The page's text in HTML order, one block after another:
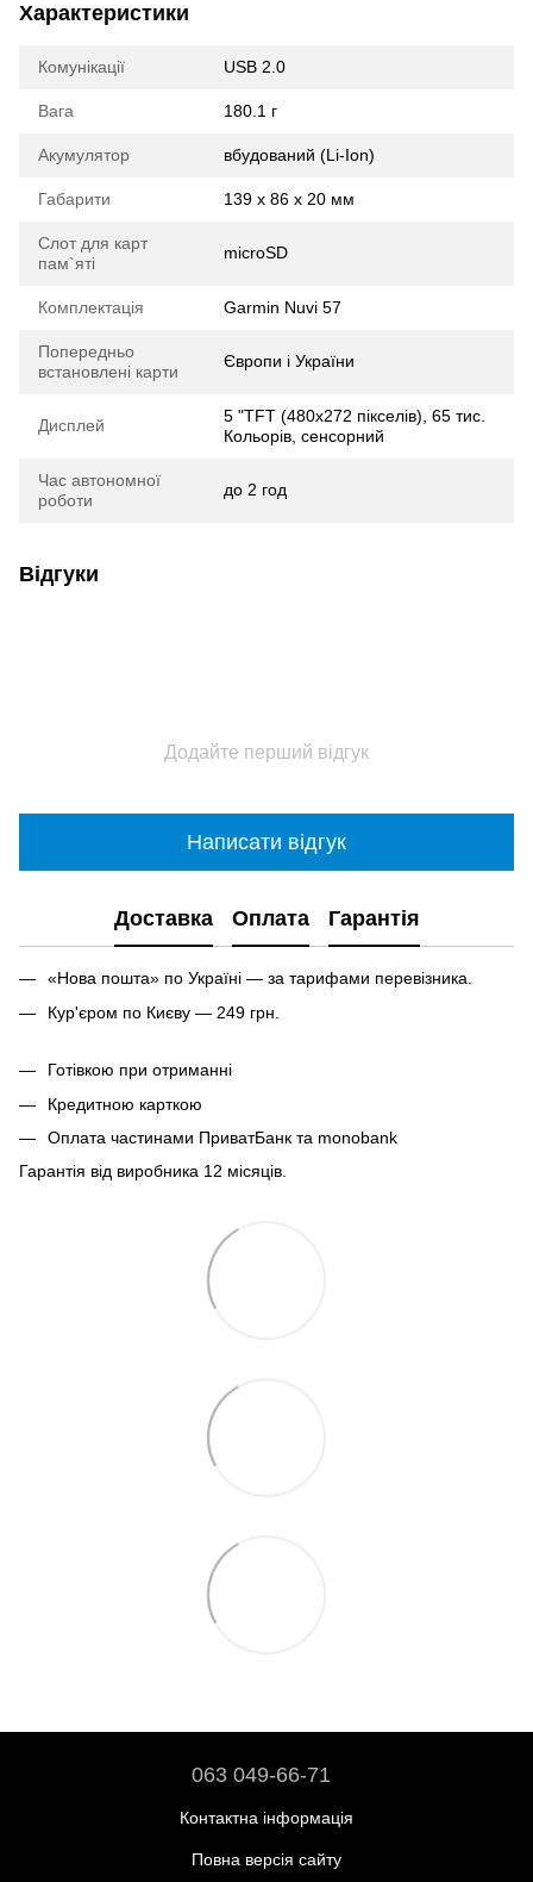
Характеристики
Комунікації USB 2.0
Вага 180.1 г
Акумулятор вбудований (Li-Ion)
Габарити 139 х 86 х 20 мм
Слот для карт
пам`яті
microSD
Комплектація Garmin Nuvi 57
Попередньо
встановлені карти
Європи і України
Дисплей
5 "TFT (480х272 пікселів), 65 тис.
Кольорів, сенсорний
Час автономної
роботи
до 2 год
Відгуки
Додайте перший відгук
Написати відгук
Доставка Оплата Гарантія
«Нова пошта» по Україні — за тарифами перевізника.
Кур'єром по Києву — 249 грн.
Готівкою при отриманні
Кредитною карткою
Оплата частинами ПриватБанк та monobank
Гарантія від виробника 12 місяців.
063 049-66-71
Контактна інформація
Повна версія сайту